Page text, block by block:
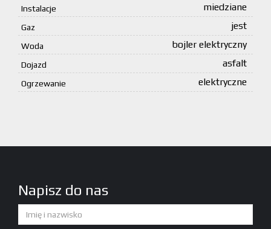
Instalacje miedziane
Gaz jest
Woda bojler elektryczny
Dojazd asfalt
Ogrzewanie elektryczne
Napisz do nas